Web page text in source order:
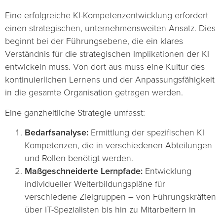
Eine erfolgreiche KI-Kompetenzentwicklung erfordert
einen strategischen, unternehmensweiten Ansatz. Dies
beginnt bei der Führungsebene, die ein klares
Verständnis für die strategischen Implikationen der KI
entwickeln muss. Von dort aus muss eine Kultur des
kontinuierlichen Lernens und der Anpassungsfähigkeit
in die gesamte Organisation getragen werden.
Eine ganzheitliche Strategie umfasst:
Bedarfsanalyse: Ermittlung der spezifischen KI
Kompetenzen, die in verschiedenen Abteilungen
und Rollen benötigt werden.
Maßgeschneiderte Lernpfade: Entwicklung
individueller Weiterbildungspläne für
verschiedene Zielgruppen – von Führungskräften
über IT-Spezialisten bis hin zu Mitarbeitern in